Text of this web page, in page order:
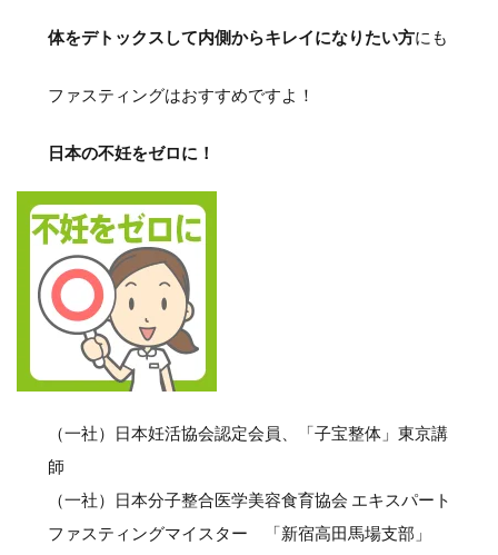
体をデトックスして内側からキレイになりたい方にも
ファスティングはおすすめですよ！
日本の不妊をゼロに！
（一社）日本妊活協会認定会員、「子宝整体」東京講
師
（一社）日本分子整合医学美容食育協会 エキスパート
ファスティングマイスター 「新宿高田馬場支部」